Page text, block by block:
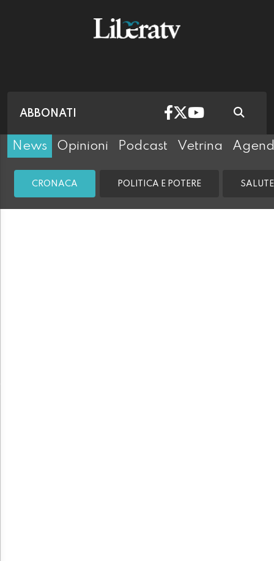
ABBONATI
News Opinioni Podcast Vetrina
CRONACA POLITICA E POTERE